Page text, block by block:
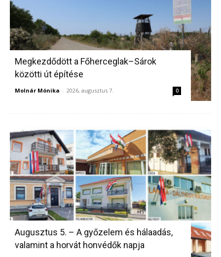
Megkezdődött a Főherceglak–Sárok
közötti út építése
Molnár Mónika - 2026, augusztus 7. 0
Augusztus 5. – A győzelem és hálaadás,
valamint a horvát honvédők napja